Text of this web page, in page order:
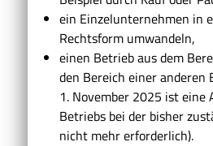
ein Einzelunternehmen in
Rechtsform umwandeln,
einen Betrieb aus dem
den Bereich einer anderen
1. November 2025 ist eine
Betriebs bei der bisher
nicht mehrerforderlich).